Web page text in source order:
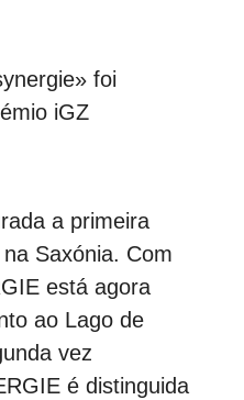
foi
iGZ
a primeira
Saxónia. Com
está agora
ao Lago de
vez
é distinguida